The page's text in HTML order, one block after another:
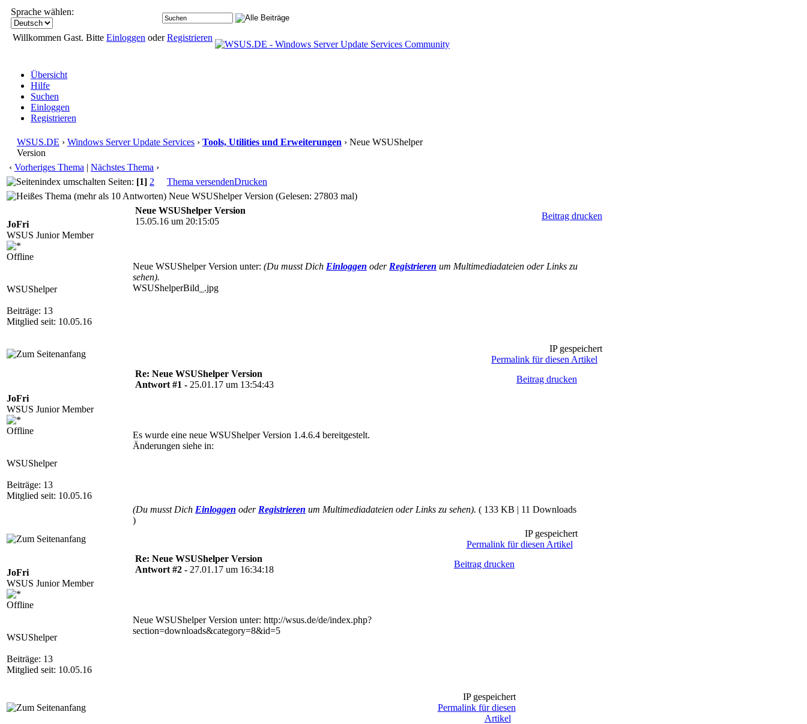
Sprache wählen:
Willkommen Gast. Bitte Einloggen oderRegistrieren
Übersicht
Hilfe
Suchen
Einloggen
Registrieren
WSUS.DE › Windows Server Update Services › Tools, Utilities und Erweiterungen › Neue WSUShelper
Version
‹ Vorheriges Thema | Nächstes Thema ›
Seiten: [1] 2 Thema versendenDrucken
Neue WSUShelper Version (Gelesen: 27803 mal)
JoFri
WSUS Junior Member
Offline
WSUShelper
Beiträge: 13
Mitglied seit: 10.05.16
Neue WSUShelper Version
15.05.16 um 20:15:05
Beitrag drucken
Neue WSUShelper Version unter: (Du musst Dich Einloggen oder Registrieren um Multimediadateien oder Links zu
sehen).
WSUShelperBild_.jpg
IP gespeichert
Permalink für diesen Artikel
JoFri
WSUS Junior Member
Offline
WSUShelper
Beiträge: 13
Mitglied seit: 10.05.16
Re: Neue WSUShelper Version
Antwort #1 - 25.01.17 um 13:54:43
Beitrag drucken
Es wurde eine neue WSUShelper Version 1.4.6.4 bereitgestelt.
Änderungen siehe in:
(Du musst Dich Einloggen oder Registrieren um Multimediadateien oder Links zu sehen). ( 133 KB | 11 Downloads
)
IP gespeichert
Permalink für diesen Artikel
JoFri
WSUS Junior Member
Offline
WSUShelper
Beiträge: 13
Mitglied seit: 10.05.16
Re: Neue WSUShelper Version
Antwort #2 - 27.01.17 um 16:34:18
Beitrag drucken
Neue WSUShelper Version unter: http://wsus.de/de/index.php?
section=downloads&category=8&id=5
IP gespeichert
Permalink für diesen
Artikel